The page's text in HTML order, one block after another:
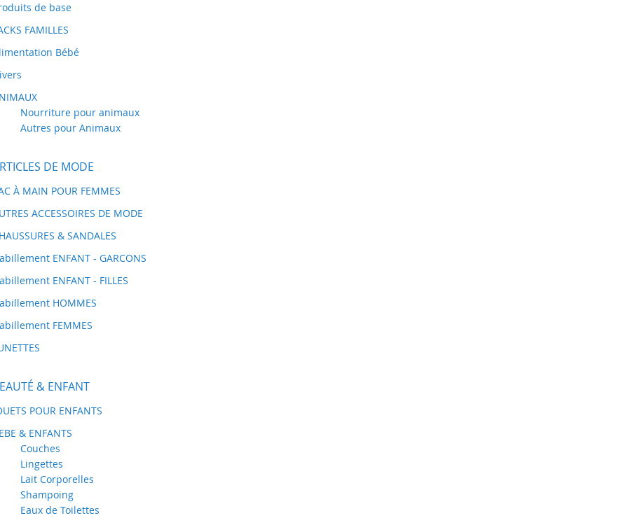
de base
FAMILLES
Bébé
Nourriture pour animaux
Autres pour Animaux
DE MODE
À MAIN POUR FEMMES
ACCESSOIRES DE MODE
& SANDALES
ENFANT - GARCONS
ENFANT - FILLES
HOMMES
FEMMES
& ENFANT
POUR ENFANTS
& ENFANTS
Couches
Lingettes
Lait Corporelles
Shampoing
Eaux de Toilettes